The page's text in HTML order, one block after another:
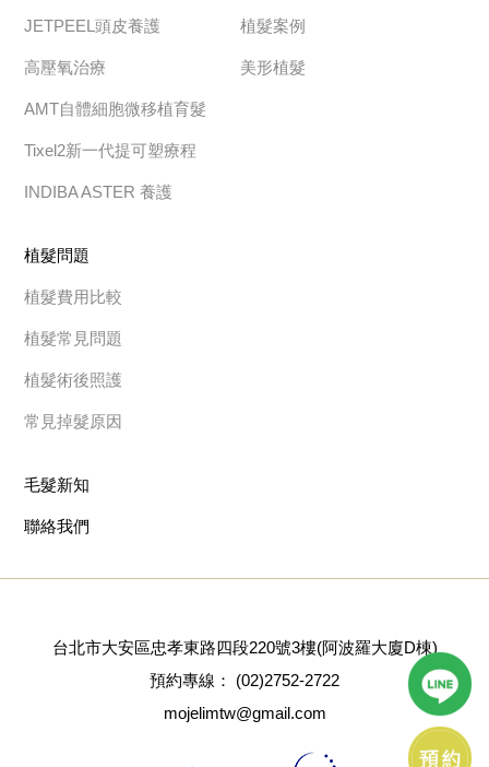
JETPEEL頭皮養護
高壓氧治療
AMT自體細胞微移植育髮
Tixel2新一代提可塑療程
INDIBA ASTER 養護
植髮案例
美形植髮
植髮問題
植髮費用比較
植髮常見問題
植髮術後照護
常見掉髮原因
毛髮新知
聯絡我們
台北市大安區忠孝東路四段220號3樓(阿波羅大廈D棟)
預約專線：
(02)2752-2722
mojelimtw@gmail.com